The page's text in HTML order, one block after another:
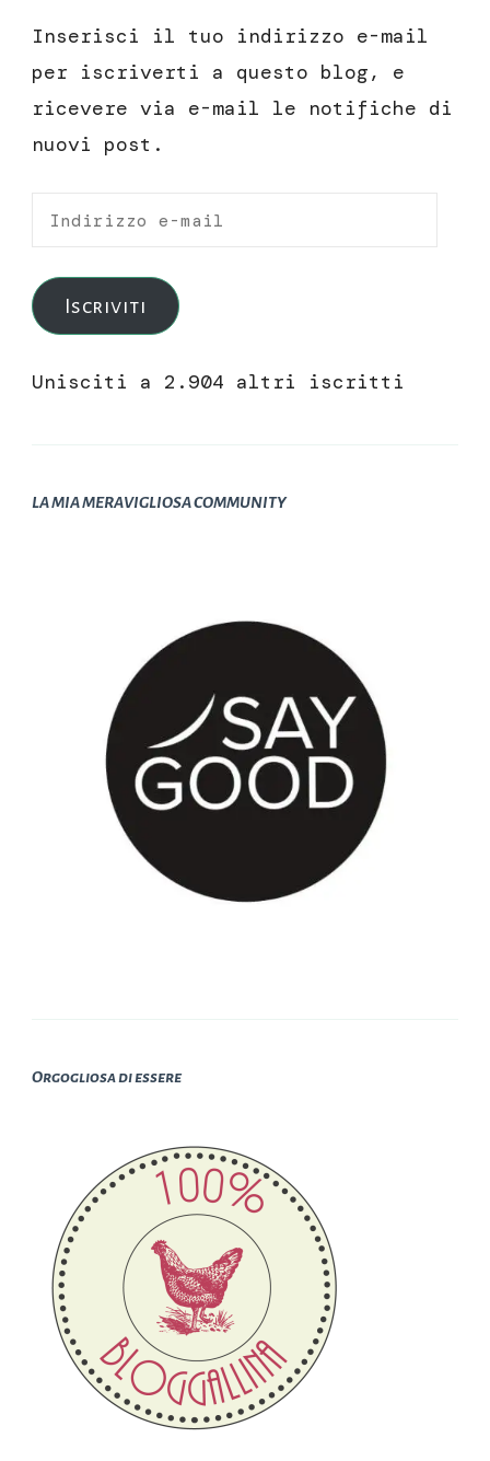
Inserisci il tuo indirizzo e-mail
per iscriverti a questo blog, e
ricevere via e-mail le notifiche di
nuovi post.
Indirizzo
mail
Iscriviti
Unisciti a 2.904 altri iscritti
LA MIA MERAVIGLIOSA COMMUNITY
Orgogliosa di essere